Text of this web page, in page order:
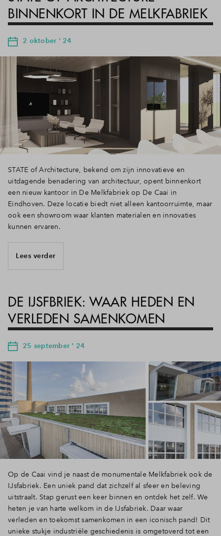
BINNENKORT IN DE MELKFABRIEK
2 oktober ' 24
STATE of Architecture, bekend om zijn innovatieve en
uitdagende benadering van architectuur, opent binnenkort
een nieuw kantoor in De Melkfabriek op De Caai in
Eindhoven. Deze locatie biedt niet alleen kantoorruimte, maar
ook een showroom waar klanten materialen en innovaties
kunnen ervaren.
Lees verder
DE IJSFBRIEK: WAAR HEDEN EN
VERLEDEN SAMENKOMEN
25 september ' 24
Op de Caai vind je naast de monumentale Melkfabriek ook de
IJsfabriek. Een uniek pand dat zichzelf al sfeer en beleving
uitstraalt. Stap gerust een keer binnen en ontdek het zelf. We
heten je van harte welkom in de IJsfabriek. Daar waar
verleden en toekomst samenkomen in een iconisch pand! Dit
unieke stukje industriële geschiedenis is omgetoverd tot een